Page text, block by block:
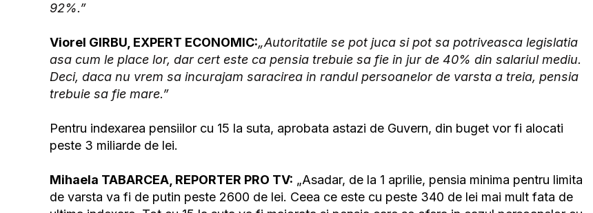
92%.”
Viorel GIRBU, EXPERT ECONOMIC:„Autoritatile se pot juca si pot sa potriveasca legislatia
asa cum le place lor, dar cert este ca pensia trebuie sa fie in jur de 40% din salariul mediu.
Deci, daca nu vrem sa incurajam saracirea in randul persoanelor de varsta a treia, pensia
trebuie sa fie mare.”
Pentru indexarea pensiilor cu 15 la suta, aprobata astazi de Guvern, din buget vor fi alocati
peste 3 miliarde de lei.
Mihaela TABARCEA, REPORTER PRO TV: „Asadar, de la 1 aprilie, pensia minima pentru limita
de varsta va fi de putin peste 2600 de lei. Ceea ce este cu peste 340 de lei mai mult fata de